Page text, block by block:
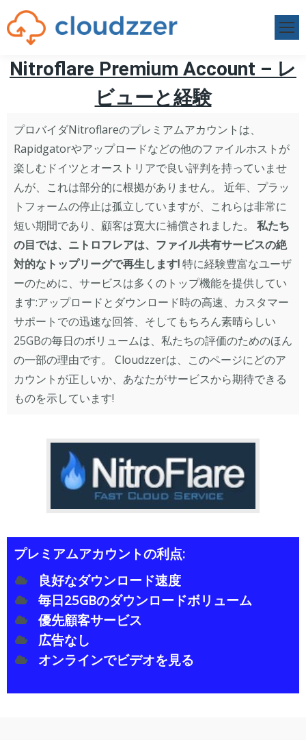
Nitroflare Premium Account – レ
ビューと経験
プロバイダNitroflareのプレミアムアカウントは、
Rapidgatorやアップロードなどの他のファイルホストが
楽しむドイツとオーストリアで良い評判を持っていませ
んが、これは部分的に根拠がありません。 近年、プラッ
トフォームの停止は孤立していますが、これらは非常に
短い期間であり、顧客は寛大に補償されました。 私たち
の目では、ニトロフレアは、ファイル共有サービスの絶
対的なトップリーグで再生します!特に経験豊富なユーザ
ーのために、サービスは多くのトップ機能を提供してい
ます:アップロードとダウンロード時の高速、カスタマー
サポートでの迅速な回答、そしてもちろん素晴らしい
25GBの毎日のボリュームは、私たちの評価のためのほん
の一部の理由です。 Cloudzzerは、このページにどのア
カウントが正しいか、あなたがサービスから期待できる
ものを示しています!
プレミアムアカウントの利点:
良好なダウンロード速度
毎日25GBのダウンロードボリューム
優先顧客サービス
広告なし
オンラインでビデオを見る